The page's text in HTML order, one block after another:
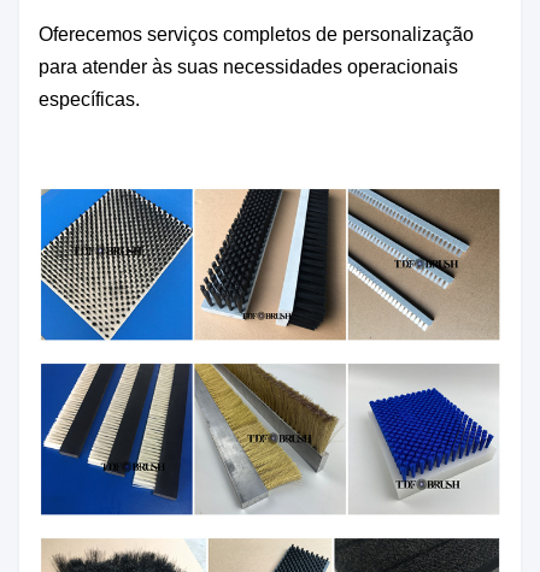
Oferecemos serviços completos de personalização
para atender às suas necessidades operacionais
específicas.